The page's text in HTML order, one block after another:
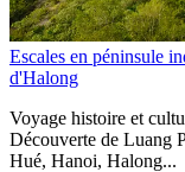
Escales en péninsule
d'Halong
Voyage histoire et
Découverte de Luang
Hué, Hanoi, Halong...